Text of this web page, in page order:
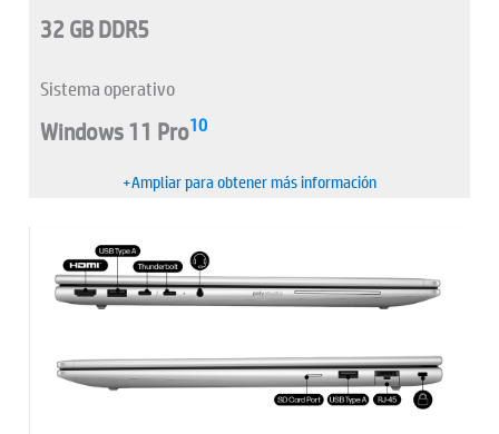
32 GB DDR5
Sistema operativo
Windows 11 Pro10
+Ampliar para obtener más información